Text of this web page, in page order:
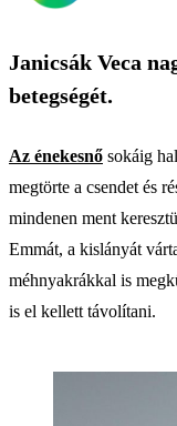
Janicsák Veca
betegségét.
Az énekesnő sokáig
megtörte a csendet és
mindenen ment
Emmát, a kislányát
méhnyakrákkal is
is el kellett távolítani.